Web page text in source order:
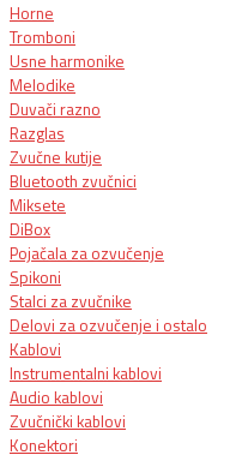
Horne
Tromboni
Usne harmonike
Melodike
Duvači razno
Razglas
Zvučne kutije
Bluetooth zvučnici
Miksete
DiBox
Pojačala za ozvučenje
Spikoni
Stalci za zvučnike
Delovi za ozvučenje i ostalo
Kablovi
Instrumentalni kablovi
Audio kablovi
Zvučnički kablovi
Konektori